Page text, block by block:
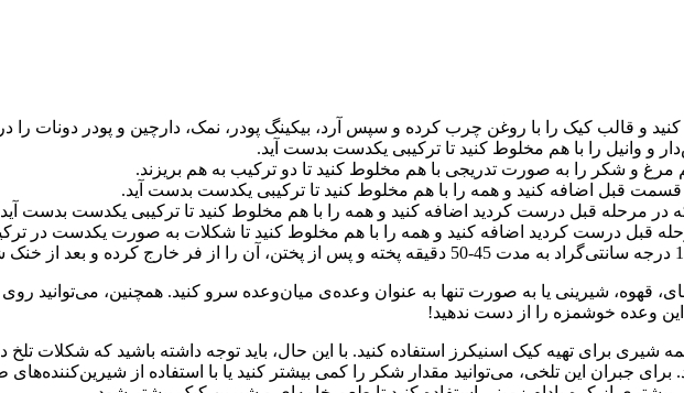
وانیل را با هم مخلوط کنید تا ترکیبی یکدست بدست آید.
و شکر را به صورت تدریجی با هم مخلوط کنید تا دو ترکیب به هم بریزند.
قبل اضافه کنید و همه را با هم مخلوط کنید تا ترکیبی یکدست بدست آید.
که در مرحله قبل درست کردید اضافه کنید و همه را با هم مخلوط کنید تا ترکیبی یکدست بدست
قبل درست کردید اضافه کنید و همه را با هم مخلوط کنید تا شکلات به صورت یکدست در
قهوه، شیرینی یا به صورت تنها به عنوان وعده‌ی میان‌وعده سرو کنید. همچنین، می‌توانید
وعده خوشمزه را از دست ندهید!
شیری برای تهیه کیک اسنیکرز استفاده کنید. با این حال، باید توجه داشته باشید که
جبران این تلخی، می‌توانید مقدار شکر را کمی بیشتر کنید یا با استفاده از